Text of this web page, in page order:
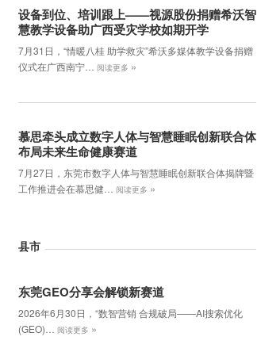
设备到位、培训跟上——视源股份捐赠希沃智
慧教学设备助广西受灾学校如期开学
7月31日，“情暖八桂 助学救灾”希沃多媒体教学设备捐赠
仪式在广西南宁…
阅读更多 »
慕思牵头成立数字人体与智慧睡眠创新联合体
布局未来生命健康赛道
7月27日，东莞市数字人体与智慧睡眠创新联合体揭牌暨
工作推进会在慕思健…
阅读更多 »
县市
东莞GEO分享会解锁新赛道
2026年6月30日，‌“数智营销 合规破局——AI搜索优化
(GEO)…
阅读更多 »